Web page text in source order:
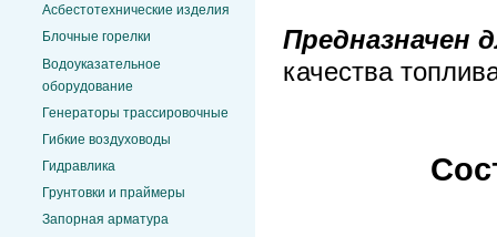
Асбестотехнические изделия
Блочные горелки
Водоуказательное
оборудование
Генераторы трассировочные
Гибкие воздуховоды
Гидравлика
Грунтовки и праймеры
Запорная арматура
Предназначен
качества